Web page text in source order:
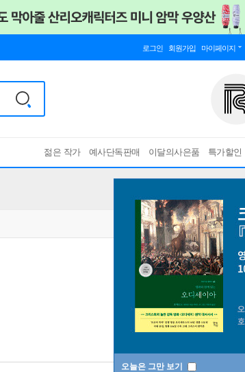
로그인 회원가입 마이페이지
젊은 작가 예사단독판매 이달의사은품 특가할인
오늘은 그만 보기